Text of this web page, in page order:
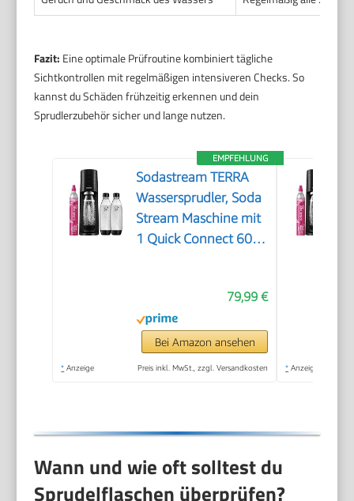
Fazit: Eine optimale Prüfroutine kombiniert tägliche
Sichtkontrollen mit regelmäßigen intensiveren Checks. So
kannst du Schäden frühzeitig erkennen und dein
Sprudlerzubehör sicher und lange nutzen.
EMPFEHLUNG
Sodastream TERRA
Wassersprudler, Soda
Stream Maschine mit
1 Quick Connect 60L
spülmaschinengeeignete
Kunststoff-
Sprudlerflaschen,
Höhe 44 cm, Schwarz
79,99 €
Bei Amazon ansehen
* Anzeige Preis inkl. MwSt., zzgl. Versandkosten * Anzeige
Wann und wie oft solltest du
Sprudelflaschen überprüfen?